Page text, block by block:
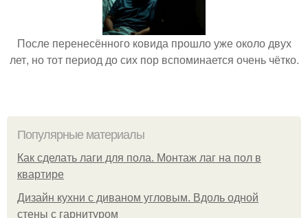
После перенесённого ковида прошло уже около двух
лет, но тот период до сих пор вспоминается очень чётко.
Популярные материалы
Как сделать лаги для пола. Монтаж лаг на пол в
квартире
Дизайн кухни с диваном угловым. Вдоль одной
стены с гарнитуром